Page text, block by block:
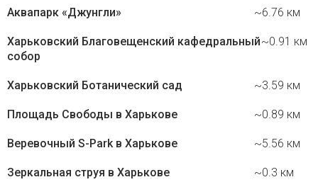
Аквапарк «Джунгли» ~6.76 км
Харьковский Благовещенский кафедральный
собор
~0.91 км
Харьковский Ботанический сад ~3.59 км
Площадь Свободы в Харькове ~0.89 км
Веревочный S-Park в Харькове ~5.56 км
Зеркальная струя в Харькове ~0.3 км